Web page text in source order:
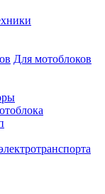
Для мотоблоков